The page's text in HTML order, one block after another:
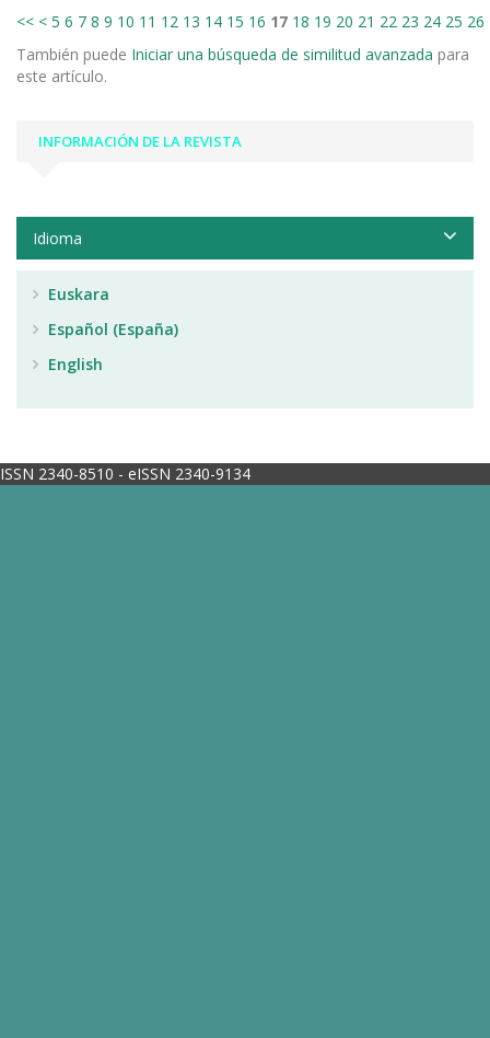
<< < 5 6 7 8 9 10 11 12 13 14 15 16 17 18 19 20 21 22 23 24 25 26
También puede Iniciar una búsqueda de similitud avanzada para
este artículo.
INFORMACIÓN DE LA REVISTA
Idioma
Euskara
Español (España)
English
ISSN 2340-8510 - eISSN 2340-9134